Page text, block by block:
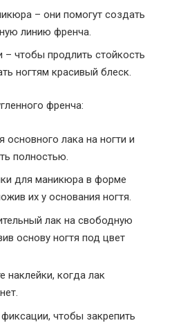
– они помогут создать
линию френча.
чтобы продлить стойкость
ногтям красивый блеск.
френча:
основного лака на ногти и
полностью.
для маникюра в форме
их у основания ногтя.
лак на свободную
основу ногтя под цвет
наклейки, когда лак
чтобы закрепить